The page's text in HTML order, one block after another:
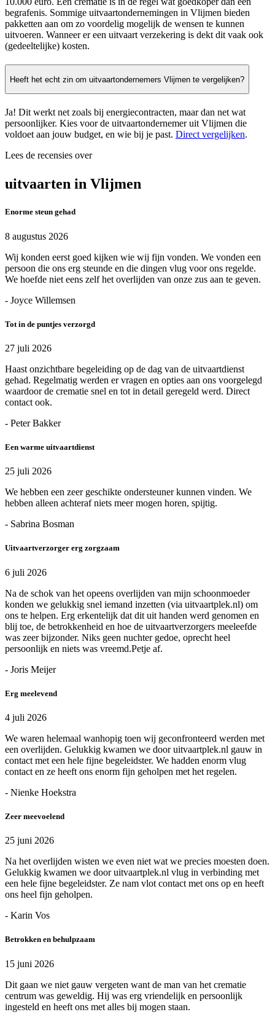
begrafenis. Sommige uitvaartondernemingen in Vlijmen bieden
pakketten aan om zo voordelig mogelijk de wensen te kunnen
uitvoeren. Wanneer er een uitvaart verzekering is dekt dit vaak ook
(gedeeltelijke) kosten.
Heeft het echt zin om uitvaartondernemers Vlijmen te vergelijken?
Ja! Dit werkt net zoals bij energiecontracten, maar dan net wat
persoonlijker. Kies voor de uitvaartondernemer uit Vlijmen die
voldoet aan jouw budget, en wie bij je past. Direct vergelijken.
Lees de recensies over
uitvaarten in Vlijmen
Enorme steun gehad
8 augustus 2026
Wij konden eerst goed kijken wie wij fijn vonden. We vonden een
persoon die ons erg steunde en die dingen vlug voor ons regelde.
We hoefde niet eens zelf het overlijden van onze zus aan te geven.
- Joyce Willemsen
Tot in de puntjes verzorgd
27 juli 2026
Haast onzichtbare begeleiding op de dag van de uitvaartdienst
gehad. Regelmatig werden er vragen en opties aan ons voorgelegd
waardoor de crematie snel en tot in detail geregeld werd. Direct
contact ook.
- Peter Bakker
Een warme uitvaartdienst
25 juli 2026
We hebben een zeer geschikte ondersteuner kunnen vinden. We
hebben alleen achteraf niets meer mogen horen, spijtig.
- Sabrina Bosman
Uitvaartverzorger erg zorgzaam
6 juli 2026
Na de schok van het opeens overlijden van mijn schoonmoeder
konden we gelukkig snel iemand inzetten (via uitvaartplek.nl) om
ons te helpen. Erg erkentelijk dat dit uit handen werd genomen en
blij toe, de betrokkenheid en hoe de uitvaartverzorgers meeleefde
was zeer bijzonder. Niks geen nuchter gedoe, oprecht heel
persoonlijk en niets was vreemd.Petje af.
- Joris Meijer
Erg meelevend
4 juli 2026
We waren helemaal wanhopig toen wij geconfronteerd werden met
een overlijden. Gelukkig kwamen we door uitvaartplek.nl gauw in
contact met een hele fijne begeleidster. We hadden enorm vlug
contact en ze heeft ons enorm fijn geholpen met het regelen.
- Nienke Hoekstra
Zeer meevoelend
25 juni 2026
Na het overlijden wisten we even niet wat we precies moesten doen.
Gelukkig kwamen we door uitvaartplek.nl vlug in verbinding met
een hele fijne begeleidster. Ze nam vlot contact met ons op en heeft
ons heel fijn geholpen.
- Karin Vos
Betrokken en behulpzaam
15 juni 2026
Dit gaan we niet gauw vergeten want de man van het crematie
centrum was geweldig. Hij was erg vriendelijk en persoonlijk
ingesteld en heeft ons met alles bij mogen staan.